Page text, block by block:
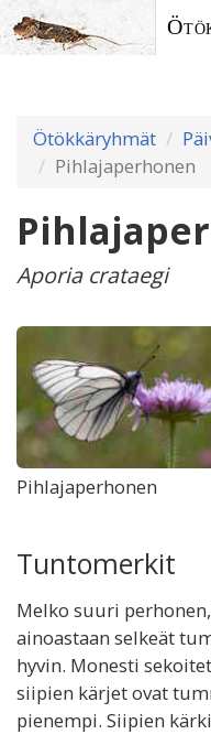
Ötökkäryhmät
Pihlajaperhonen
Aporia crataegi
Pihlajaperhonen
Tuntomerkit
Melko suuri
ainoastaan selkeät
hyvin. Monesti
siipien kärjet ovat
pienempi. Siipien